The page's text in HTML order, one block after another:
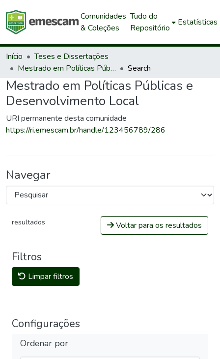
Comunidades
& Coleções
Tudo do
Repositório
Estatísticas
Início
Teses e Dissertações
Mestrado em Políticas Públicas e Desenvolvimento Local
Search
Mestrado em Políticas Públicas e
Desenvolvimento Local
URI permanente desta comunidade
https://ri.emescam.br/handle/123456789/286
Navegar
resultados Voltar para os resultados
Filtros
Limpar filtros
Configurações
Ordenar por